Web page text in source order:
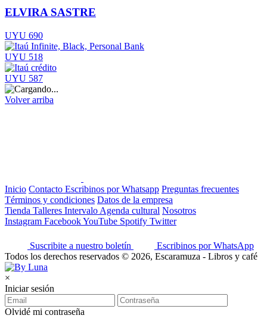
ELVIRA SASTRE
UYU 690
UYU 518
UYU 587
Volver arriba
Inicio Contacto Escribinos por Whatsapp Preguntas frecuentes
Términos y condiciones Datos de la empresa
Tienda Talleres Intervalo Agenda cultural Nosotros
Instagram FacebookYouTube Spotify Twitter
Suscribite a nuestro boletín
Escribinos por WhatsApp
Todos los derechos reservados © 2026, Escaramuza - Libros y café
×
Iniciar sesión
Olvidé mi contraseña